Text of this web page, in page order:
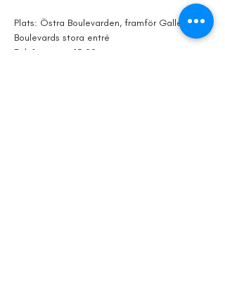
Plats: Östra Boulevarden, framför Galleria
Boulevards stora entré
Tid: 1 augusti, 15.00